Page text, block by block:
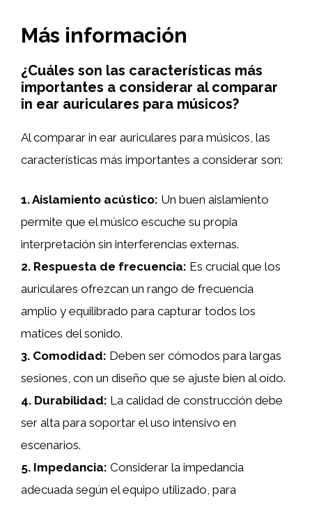
Más información
¿Cuáles son las características más
importantes a considerar al comparar
in ear auriculares para músicos?
Al comparar in ear auriculares para músicos, las
características más importantes a considerar son:
1.Aislamiento acústico: Un buen aislamiento
permite que el músico escuche su propia
interpretación sin interferencias externas.
2. Respuesta de frecuencia: Es crucial que los
auriculares ofrezcan un rango de frecuencia
amplio y equilibrado para capturar todos los
matices del sonido.
3. Comodidad: Deben ser cómodos para largas
sesiones, con un diseño que se ajuste bien al oído.
4. Durabilidad: La calidad de construcción debe
ser alta para soportar el uso intensivo en
escenarios.
5. Impedancia: Considerar la impedancia
adecuada según el equipo utilizado, para